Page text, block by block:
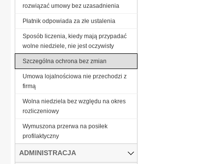
rozwiązać umowy bez uzasadnienia
Płatnik odpowiada za złe ustalenia
Sposób liczenia, kiedy mają przypadać
wolne niedziele, nie jest oczywisty
Szczególna ochrona bez zmian
Umowa lojalnościowa nie przechodzi z
firmą
Wolna niedziela bez względu na okres
rozliczeniowy
Wymuszona przerwa na posiłek
profilaktyczny
ADMINISTRACJA